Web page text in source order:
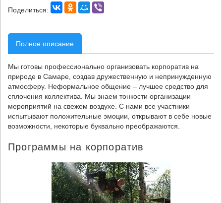
Поделиться:
Полное описание
Мы готовы профессионально организовать корпоратив на
природе в Самаре, создав дружественную и непринужденную
атмосферу. Неформальное общение – лучшее средство для
сплочения коллектива. Мы знаем тонкости организации
мероприятий на свежем воздухе. С нами все участники
испытывают положительные эмоции, открывают в себе новые
возможности, некоторые буквально преображаются.
Программы на корпоратив